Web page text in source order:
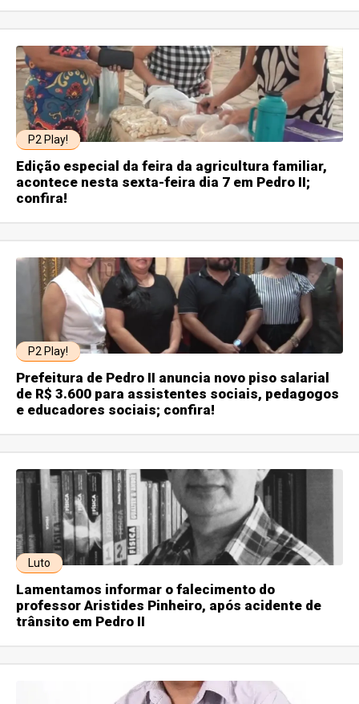
P2 Play!
Edição especial da feira da agricultura familiar,
acontece nesta sexta-feira dia 7 em Pedro II;
confira!
P2 Play!
Prefeitura de Pedro II anuncia novo piso salarial
de R$ 3.600 para assistentes sociais, pedagogos
e educadores sociais; confira!
Luto
Lamentamos informar o falecimento do
professor Aristides Pinheiro, após acidente de
trânsito em Pedro II